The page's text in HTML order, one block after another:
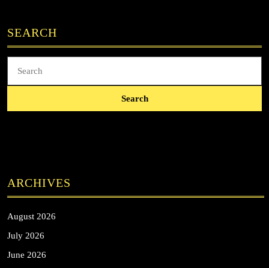
SEARCH
for:
ARCHIVES
August 2026
July 2026
June 2026